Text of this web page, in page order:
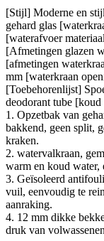
gehard
glas
materiaal
opzetwastafel
voor…
quantity
[Stijl] Moderne en
gehard glas
[waterafvoer
[Afmetingen glazen
[afmetingen
mm [waterkraan
[Toebehorenlijst]
deodorant tube
1. Opzetbak van
bakkend, geen split,
kraken.
2. watervalkraan,
warm en koud water,
3. Geïsoleerd
vuil, eenvoudig te
aanraking.
4. 12 mm dikke
druk van